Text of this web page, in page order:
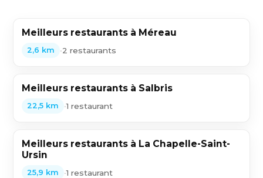
Meilleurs restaurants à Méreau
2,6 km •2 restaurants
Meilleurs restaurants à Salbris
22,5 km •1 restaurant
Meilleurs restaurants à La Chapelle-Saint-
Ursin
25,9 km •1 restaurant